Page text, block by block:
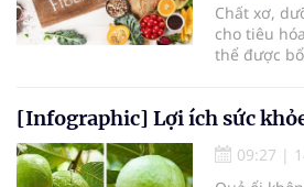
Chất xơ,
cho tiêu
thể được
thay thế
khỏe.
[Infographic] Lợi ích sức
09:27 |